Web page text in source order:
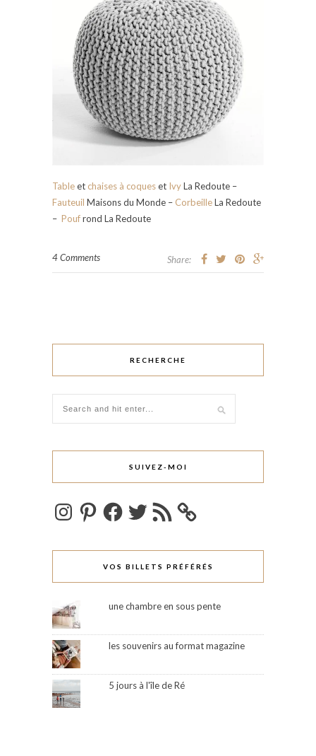
Tableet chaises à coqueset IvyLa Redoute –
Fauteuil Maisons du Monde – CorbeilleLa Redoute
– Poufrond La Redoute
4 Comments Share:
RECHERCHE
SUIVEZ-MOI
InstagramPinterestFacebookTwitterFlux
RSS
VOS BILLETS PRÉFÉRÉS
une chambre en sous pente
les souvenirs au format magazine
5 jours à l'île de Ré